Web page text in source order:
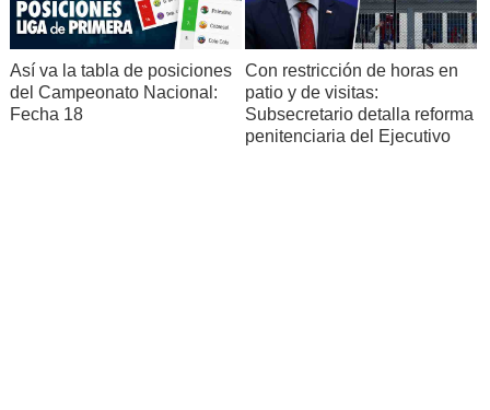
Así va la tabla de posiciones
del Campeonato Nacional:
Fecha 18
Con restricción de horas en
patio y de visitas:
Subsecretario detalla reforma
penitenciaria del Ejecutivo